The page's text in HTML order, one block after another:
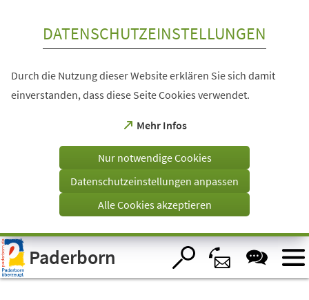
Visuelle
Assistenzsoftware
öffnen.
DATENSCHUTZEINSTELLUNGEN
Durch die Nutzung dieser Website erklären Sie sich damit
einverstanden, dass diese Seite Cookies verwendet.
Mehr Infos
(Öffnet
einem
Tab)
Nur notwendige Cookies
Datenschutzeinstellungen anpassen
Alle Cookies akzeptieren
Paderborn